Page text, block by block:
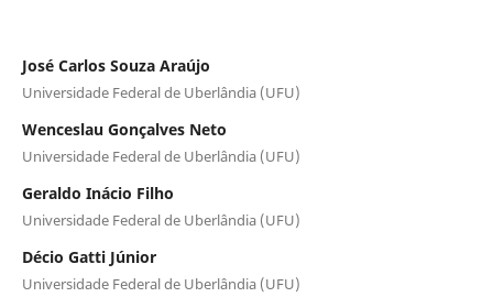
José Carlos Souza Araújo
Universidade Federal de Uberlândia (UFU)
Wenceslau Gonçalves Neto
Universidade Federal de Uberlândia (UFU)
Geraldo Inácio Filho
Universidade Federal de Uberlândia (UFU)
Décio Gatti Júnior
Universidade Federal de Uberlândia (UFU)